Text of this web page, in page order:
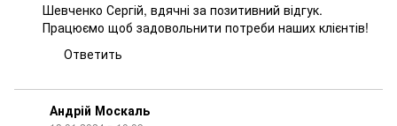
Шевченко Сергій, вдячні за позитивний відгук.
Працюємо щоб задовольнити потреби наших клієнтів!
Ответить
Андрій Москаль